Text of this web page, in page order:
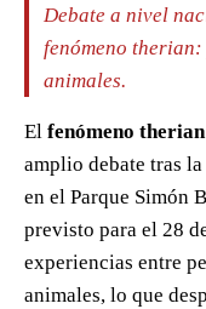
Debate a nivel
fenómeno
animales.
El fenómeno
amplio debate tras
en el Parque Simón
previsto para el 28
experiencias entre
animales, lo que